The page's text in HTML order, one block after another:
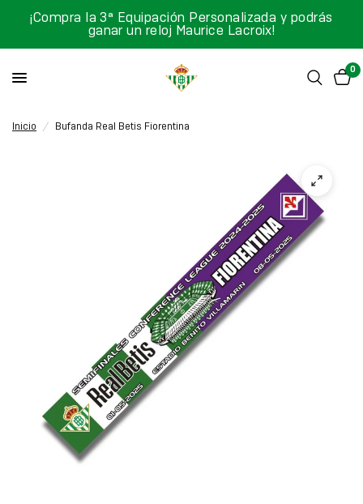
¡Compra la 3ª Equipación Personalizada y podrás
ganar un reloj Maurice Lacroix!
0
Inicio / Bufanda Real Betis Fiorentina